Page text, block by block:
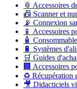
📎 Accessoires
📠 Scanner et
📡 Connexion
📱 Accessoires
🧴
🔋 Systèmes
🛒 Guides
🏢 Accessoires
♻️ Récupération
🎥 Didacticiels